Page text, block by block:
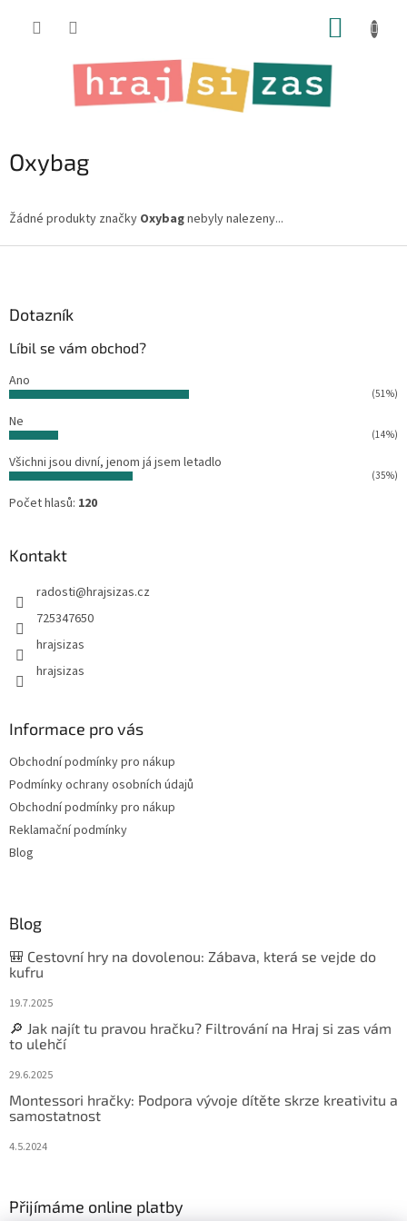
Oxybag
Žádné produkty značky Oxybagnebyly nalezeny...
Dotazník
Líbil se vám obchod?
Ano
(51%)
Ne
(14%)
Všichni jsou divní, jenom já jsem letadlo
(35%)
Počet hlasů: 120
Kontakt
radosti@hrajsizas.cz
725347650
hrajsizas
hrajsizas
Informace pro vás
Obchodní podmínky pro nákup
Podmínky ochrany osobních údajů
Obchodní podmínky pro nákup
Reklamační podmínky
Blog
Blog
🎒 Cestovní hry na dovolenou: Zábava, která se vejde do
kufru
19.7.2025
🔎 Jak najít tu pravou hračku? Filtrování na Hraj si zas vám
to ulehčí
29.6.2025
Montessori hračky: Podpora vývoje dítěte skrze kreativitu a
samostatnost
4.5.2024
Přijímáme online platby